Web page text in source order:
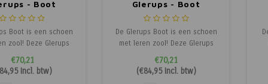
- Boot
Boot is een schoen
zool! Deze Glerups
aan tot de enkels en
de inkeping aan de
kun je de pantoffel
€70,21
Incl. btw)
Glerups - Boot
De Glerups Boot is een schoen
met leren zool! Deze Glerups
Boot sluit aan tot de enkels en
door de inkeping aan de
zijkant kun je de pantoffel
€70,21
(€84,95Incl. btw)